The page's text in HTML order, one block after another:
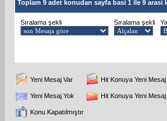
Toplam 9 adet konudan sayfa basi 1 ile 9
Sıralama şekli Sıralama şekli
Yeni Mesaj Var Hit Konuya Yeni Mesaj
Yeni Mesaj Yok Hit Konuya Yeni Mesaj
Konu Kapatılmıştır